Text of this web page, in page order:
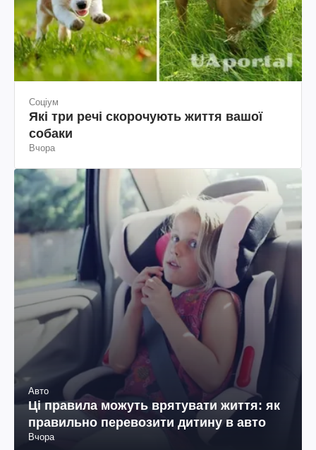
Соціум
Які три речі скорочують життя вашої
собаки
Вчора
Авто
Ці правила можуть врятувати життя: як
правильно перевозити дитину в авто
Вчора